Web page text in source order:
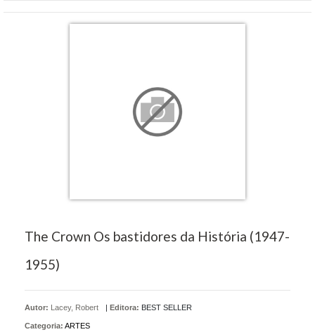
The Crown Os bastidores da História (1947-
1955)
Autor: Lacey, Robert | Editora: BEST SELLER
Categoria: ARTES